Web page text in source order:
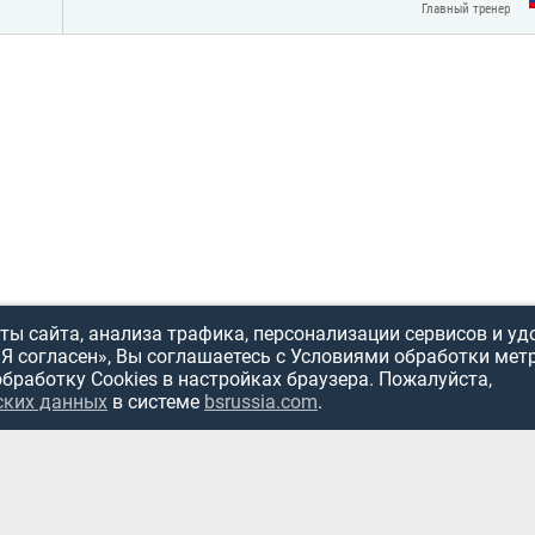
Главный тренер
анализа трафика, персонализации сервисов и
согласен», Вы соглашаетесь с Условиями обработки
Cookies в настройках браузера. Пожалуйста,
данных в системе bsrussia.com.